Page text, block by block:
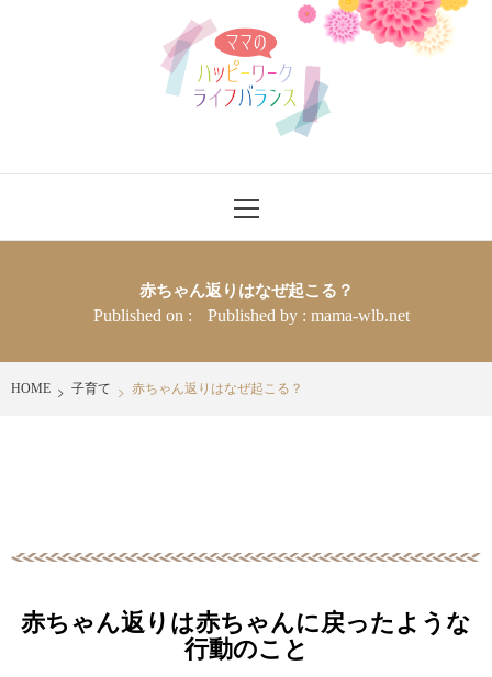
ママのハッ
ピーワーク
ライフバラ
Menu
赤ちゃん返りはなぜ起こる？
Published on : Published by : mama-wlb.net
HOME 子育て 赤ちゃん返りはなぜ起こる？
赤ちゃん返りは赤ちゃんに戻ったような
行動のこと